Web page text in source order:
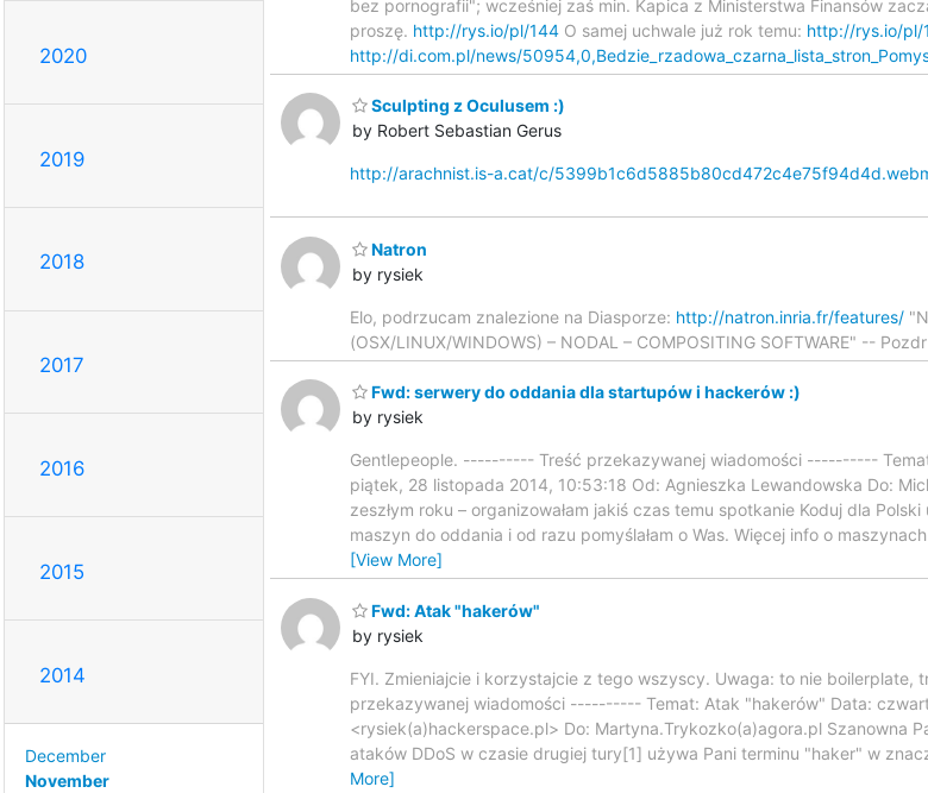
2020
2019
2018
2017
2016
2015
2014
December
November
bez pornografii"; wcześniej zaś min. Kapica z Ministerstwa Finansów
proszę. http://rys.io/pl/144 O samej uchwale już rok temu: http://rys.io/pl/
http://di.com.pl/news/
Sculpting z Oculusem :)
by Robert Sebastian Gerus
http://arachnist.is-a.cat/c/
Natron
by rysiek
Elo, podrzucam znalezione na Diasporze: http://natron.inria.fr/features/
(OSX/LINUX/WINDOWS) – NODAL – COMPOSITING SOFTWARE" --
Fwd: serwery do oddania dla startupów i hackerów :)
by rysiek
Gentlepeople. ---------- Treść przekazywanej wiadomości ----------
piątek, 28 listopada 2014, 10:53:18 Od: Agnieszka Lewandowska Do:
zeszłym roku – organizowałam jakiś czas temu spotkanie Koduj dla
maszyn do oddania i od razu pomyślałam o Was. Więcej info o
[View More]
Fwd: Atak "hakerów"
by rysiek
FYI. Zmieniajcie i korzystajcie z tego wszyscy. Uwaga: to nie
przekazywanej wiadomości ---------- Temat: Atak "hakerów" Data:
<rysiek(a)hackerspace.pl> Do: Martyna.Trykozko(a)agora.pl Szanowna
ataków DDoS w czasie drugiej tury[1] używa Pani terminu "haker" w
More]